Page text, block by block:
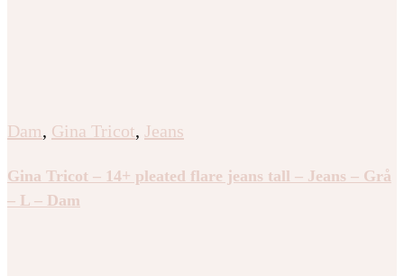
Dam, Gina Tricot, Jeans
Gina Tricot – 14+ pleated flare jeans tall – Jeans – Grå
– L – Dam